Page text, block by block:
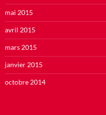
mai 2015
avril 2015
mars 2015
janvier 2015
octobre 2014